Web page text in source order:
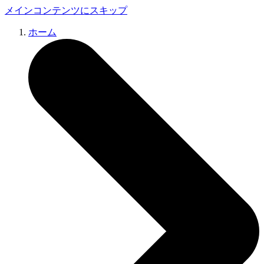
メインコンテンツにスキップ
ホーム